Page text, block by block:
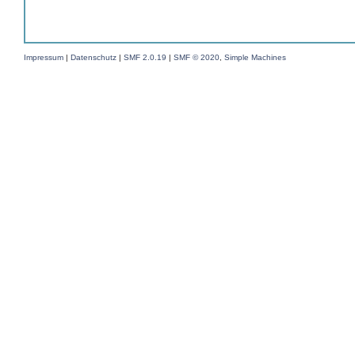
Impressum | Datenschutz | SMF 2.0.19 | SMF © 2020 Simple Machines